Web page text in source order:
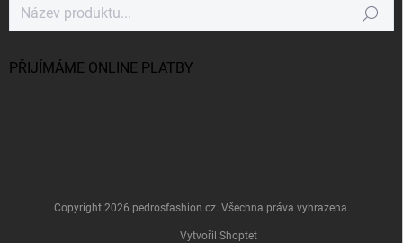
Hledat
PŘIJÍMÁME ONLINE PLATBY
Vytvořil Shoptet
Copyright 2026 pedrosfashion.cz. Všechna práva vyhrazena.